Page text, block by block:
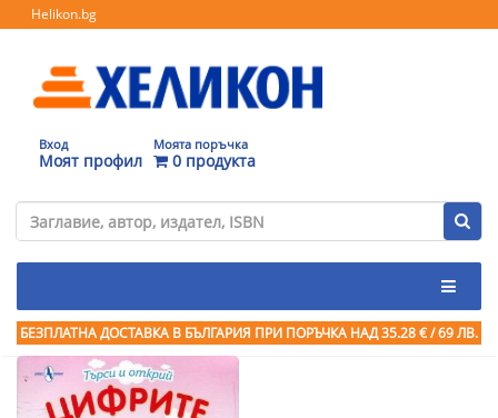
Helikon.bg
Вход
Моят профил
Моята поръчка
0 продукта
БЕЗПЛАТНА ДОСТАВКА В БЪЛГАРИЯ ПРИ ПОРЪЧКА НАД 35.28 € / 69 ЛВ.